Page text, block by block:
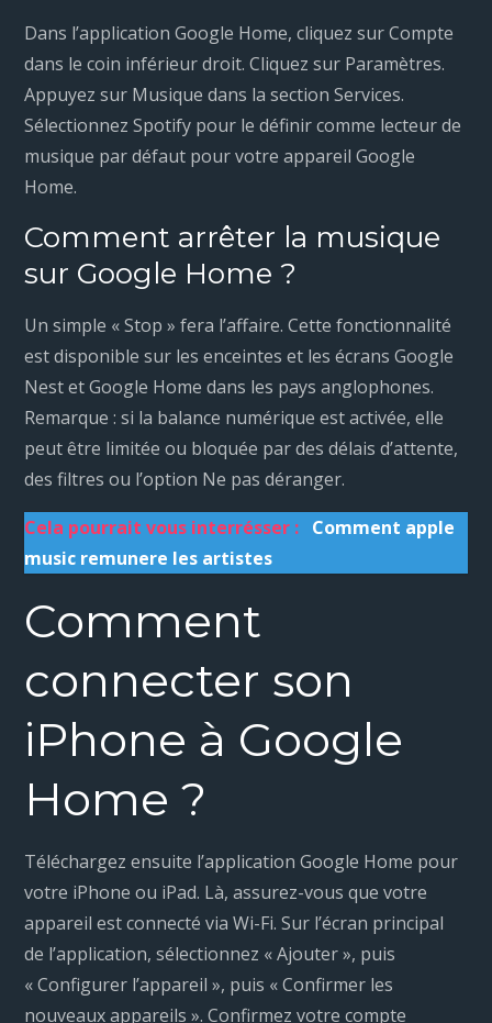
Dans l’application Google Home, cliquez sur Compte
dans le coin inférieur droit. Cliquez sur Paramètres.
Appuyez sur Musique dans la section Services.
Sélectionnez Spotify pour le définir comme lecteur de
musique par défaut pour votre appareil Google
Home.
Comment arrêter la musique
sur Google Home ?
Un simple « Stop » fera l’affaire. Cette fonctionnalité
est disponible sur les enceintes et les écrans Google
Nest et Google Home dans les pays anglophones.
Remarque : si la balance numérique est activée, elle
peut être limitée ou bloquée par des délais d’attente,
des filtres ou l’option Ne pas déranger.
Cela pourrait vous interrésser : Comment apple
music remunere les artistes
Comment
connecter son
iPhone à Google
Home ?
Téléchargez ensuite l’application Google Home pour
votre iPhone ou iPad. Là, assurez-vous que votre
appareil est connecté via Wi-Fi. Sur l’écran principal
de l’application, sélectionnez « Ajouter », puis
« Configurer l’appareil », puis « Confirmer les
nouveaux appareils ». Confirmez votre compte